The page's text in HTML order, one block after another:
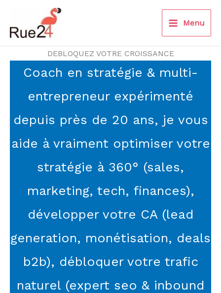
contenu
Menu
DEBLOQUEZ VOTRE CROISSANCE
Coach en stratégie & multi-
entrepreneur expérimenté
depuis près de 20 ans, je vous
aide à vraiment optimiser votre
stratégie à 360° (sales,
marketing, tech, finances),
développer votre CA (lead
generation, monétisation, deals
b2b), débloquer votre trafic
naturel (expert seo & inbound